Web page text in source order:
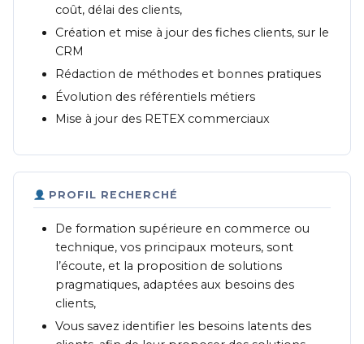
coût, délai des clients,
Création et mise à jour des fiches clients, sur le
CRM
Rédaction de méthodes et bonnes pratiques
Évolution des référentiels métiers
Mise à jour des RETEX commerciaux
PROFIL RECHERCHÉ
De formation supérieure en commerce ou
technique, vos principaux moteurs, sont
l’écoute, et la proposition de solutions
pragmatiques, adaptées aux besoins des
clients,
Vous savez identifier les besoins latents des